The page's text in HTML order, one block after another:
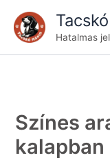
content
Hatalmas
Színes
kalapban